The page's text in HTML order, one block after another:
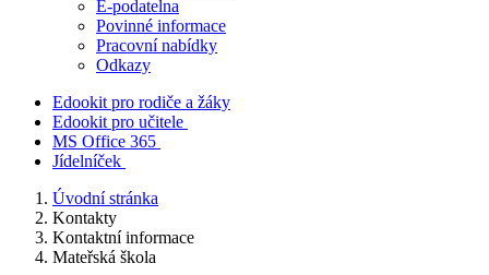
E-podatelna
Povinné informace
Pracovní nabídky
Odkazy
Edookit pro rodiče a žáky
Edookit pro učitele
MS Office 365
Jídelníček
Úvodní stránka
Kontakty
Kontaktní informace
Mateřská škola